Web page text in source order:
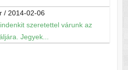
/ 2014-02-06
szeretettel várunk az
Jegyek...